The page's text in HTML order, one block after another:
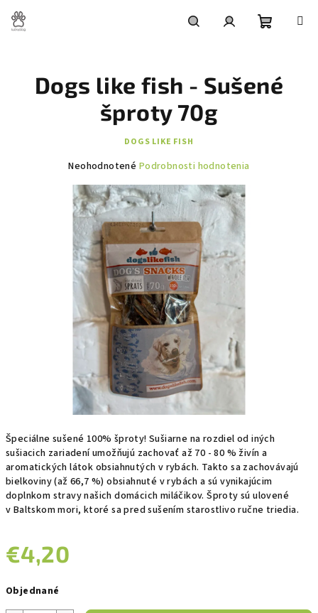
obsah
košík
Špeciálne sušené 100% šproty! Sušiarne na rozdiel od iných
sušiacich zariadení umožňujú zachovať až 70 - 80 % živín a
aromatických látok obsiahnutých v rybách. Takto sa zachovávajú
bielkoviny (až 66,7 %) obsiahnuté v rybách a sú vynikajúcim
doplnkom stravy našich domácich miláčikov. Šproty sú ulovené
v Baltskom mori, ktoré sa pred sušením starostlivo ručne triedia.
€4,20
cena:
Objednané
Dogs like fish - Sušené
šproty 70g
DOGS LIKE FISH
Priemerné
produktu
je
0,0
hviezdičiek.
Neohodnotené Podrobnosti hodnotenia